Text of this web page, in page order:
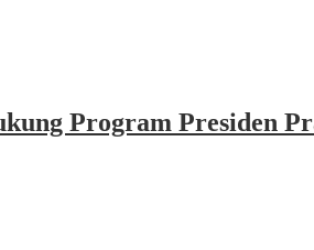
Program Presiden